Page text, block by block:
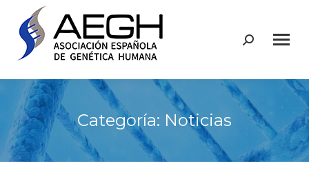
Buscar:
Categoría: Noticias